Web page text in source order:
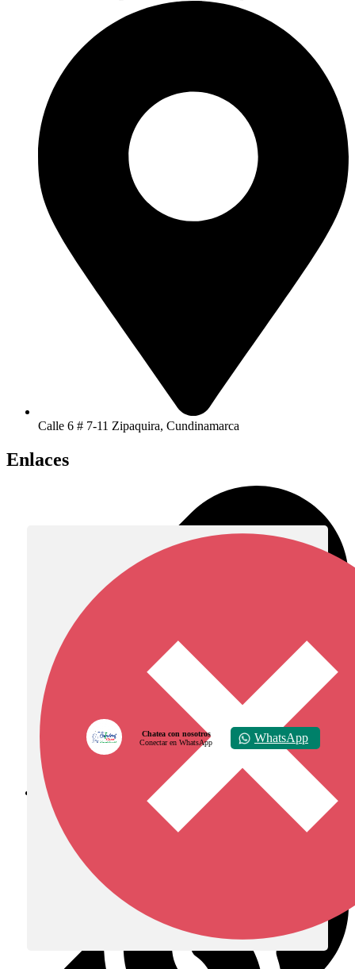
Calle 6 # 7-11 Zipaquira, Cundinamarca
Enlaces
Diócesis de Zipaquirá
Chatea con nosotros
Conectar en WhatsApp
WhatsApp